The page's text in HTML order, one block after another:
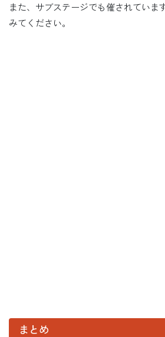
また、サブステージでも催されていま
みてください。
まとめ